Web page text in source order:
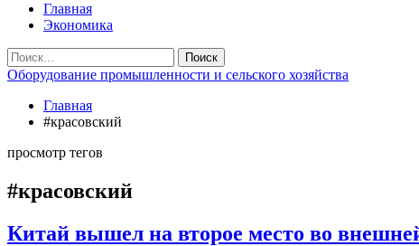
Главная
Экономика
Оборудование промышленности и сельского хозяйства
Главная
#красовский
просмотр тегов
#красовский
Китай вышел на второе место во